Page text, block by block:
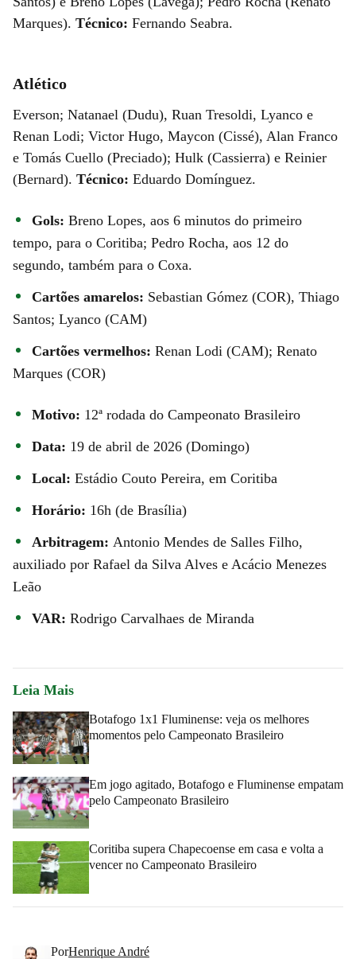
Marques). Técnico: Fernando Seabra.
Atlético
Everson; Natanael (Dudu), Ruan Tresoldi, Lyanco e
Renan Lodi; Victor Hugo, Maycon (Cissé), Alan Franco
e Tomás Cuello (Preciado); Hulk (Cassierra) e Reinier
(Bernard). Técnico: Eduardo Domínguez.
Gols: Breno Lopes, aos 6 minutos do primeiro
tempo, para o Coritiba; Pedro Rocha, aos 12 do
segundo, também para o Coxa.
Cartões amarelos: Sebastian Gómez (COR), Thiago
Santos; Lyanco (CAM)
Cartões vermelhos: Renan Lodi (CAM); Renato
Marques (COR)
Motivo: 12ª rodada do Campeonato Brasileiro
Data: 19 de abril de 2026 (Domingo)
Local: Estádio Couto Pereira, em Coritiba
Horário: 16h (de Brasília)
Arbitragem: Antonio Mendes de Salles Filho,
auxiliado por Rafael da Silva Alves e Acácio Menezes
Leão
VAR: Rodrigo Carvalhaes de Miranda
Leia Mais
Botafogo 1x1 Fluminense: veja os melhores
momentos pelo Campeonato Brasileiro
Em jogo agitado, Botafogo e Fluminense empatam
pelo Campeonato Brasileiro
Coritiba supera Chapecoense em casa e volta a
vencer no Campeonato Brasileiro
PorHenrique André